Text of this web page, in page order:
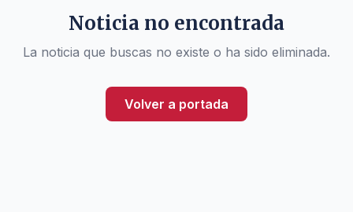
Noticia no encontrada
La noticia que buscas no existe o ha sido eliminada.
Volver a portada